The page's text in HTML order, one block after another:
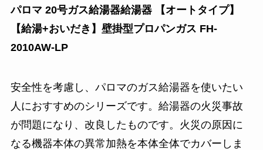
パロマ 20号ガス給湯器給湯器 【オートタイプ】
【給湯+おいだき】壁掛型プロパンガス FH-
2010AW-LP
安全性を考慮し、パロマのガス給湯器を使いたい
人におすすめのシリーズです。給湯器の火災事故
が問題になり、改良したものです。火災の原因に
なる機器本体の異常加熱を本体全体でカバーしま